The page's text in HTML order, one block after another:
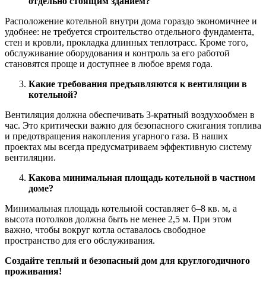
Расположение котельной внутри дома гораздо экономичнее и
удобнее: не требуется строительство отдельного фундамента,
стен и кровли, прокладка длинных теплотрасс. Кроме того,
обслуживание оборудования и контроль за его работой
становятся проще и доступнее в любое время года.
Какие требования предъявляются к вентиляции в
котельной?
Вентиляция должна обеспечивать 3-кратный воздухообмен в
час. Это критически важно для безопасного сжигания топлива
и предотвращения накопления угарного газа. В наших
проектах мы всегда предусматриваем эффективную систему
вентиляции.
Какова минимальная площадь котельной в частном
доме?
Минимальная площадь котельной составляет 6–8 кв. м, а
высота потолков должна быть не менее 2,5 м. При этом
важно, чтобы вокруг котла оставалось свободное
пространство для его обслуживания.
Создайте теплый и безопасный дом для круглогодичного
проживания!